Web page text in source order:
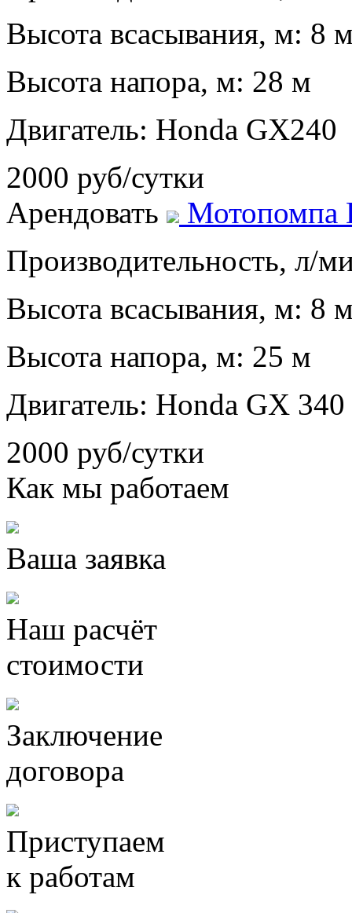
Высота всасывания, м: 8
Высота напора, м: 28 м
Двигатель: Honda GX240
2000 руб/сутки
Арендовать
Мотопомпа
Производительность, л/
Высота всасывания, м: 8
Высота напора, м: 25 м
Двигатель: Honda GX 340
2000 руб/сутки
Как мы работаем
Ваша заявка
Наш расчёт
стоимости
Заключение
договора
Приступаем
к работам